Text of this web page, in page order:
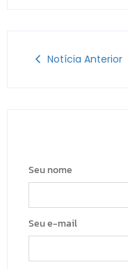
Notícia Anterior
Seu nome
Seu e-mail